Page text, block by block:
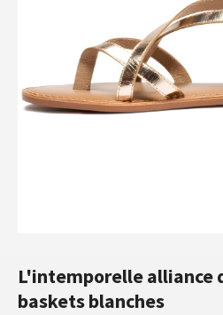
L'intemporelle alliance
baskets blanches